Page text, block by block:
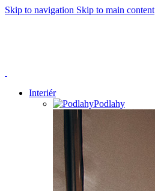
Skip to navigation Skip to main content
Interiér
Podlahy